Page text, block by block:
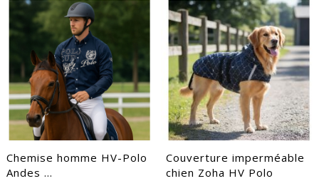
Chemise homme HV-Polo
Andes ...
Couverture imperméable
chien Zoha HV Polo